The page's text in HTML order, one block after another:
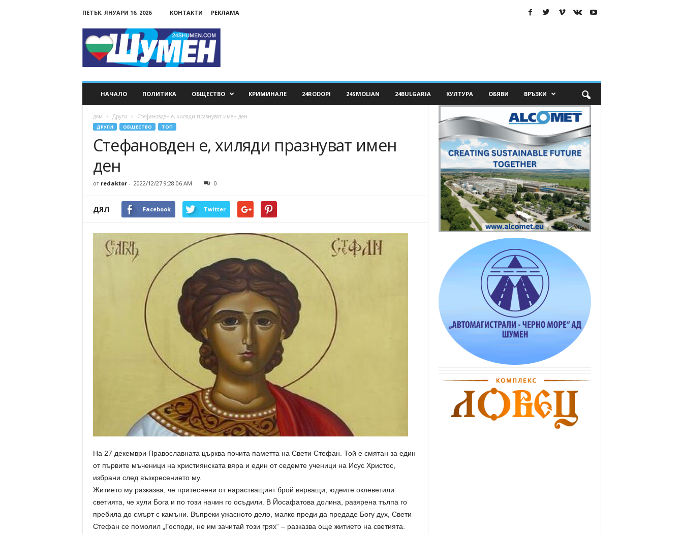
ПЕТЪК, ЯНУАРИ 16, 2026 КОНТАКТИ РЕКЛАМА
НАЧАЛО ПОЛИТИКА ОБЩЕСТВО КРИМИНАЛЕ 24RODOPI 24SMOLIAN 24BULGARIA КУЛТУРА ОБЯВИ ВРЪЗКИ
дом Други Стефановден е, хиляди празнуват имен ден
ДРУГИ ОБЩЕСТВО ТОП
Стефановден е, хиляди празнуват имен
ден
от redaktor- 2022/12/27 9:28:06 AM 0
ДЯЛ Facebook Twitter
На 27 декември Православната църква почита паметта на Свети Стефан. Той е смятан за един
от първите мъченици на християнската вяра и един от седемте ученици на Исус Христос,
избрани след възкресението му.
Житието му разказва, че притеснени от нарастващият брой вярващи, юдеите оклеветили
светията, че хули Бога и по този начин го осъдили. В Йосафатова долина, разярена тълпа го
пребила до смърт с камъни. Въпреки ужасното дело, малко преди да предаде Богу дух, Свети
Стефан се помолил „Господи, не им зачитай този грях“ – разказва още житието на светията.